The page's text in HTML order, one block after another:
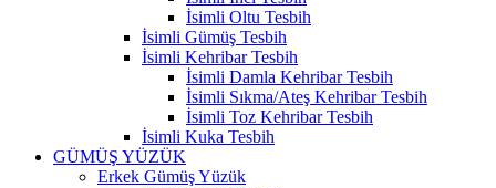
İsimli Oltu Tesbih
İsimli Gümüş Tesbih
İsimli Kehribar Tesbih
İsimli Damla Kehribar Tesbih
İsimli Sıkma/Ateş Kehribar Tesbih
İsimli Toz Kehribar Tesbih
İsimli Kuka Tesbih
GÜMÜŞ YÜZÜK
Erkek Gümüş Yüzük